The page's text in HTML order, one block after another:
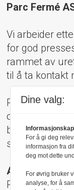
Parc Fermé
Vi arbeider
for god
rammet av
til å ta kontakt
Pressens
oppnevnt av
behandler
spørsmål.
Adresse:
Rådhusgt 17,
Dine valg:
For å gi deg
informasjon fra
deg mot dette
For øvrig bruker
analyse, for å